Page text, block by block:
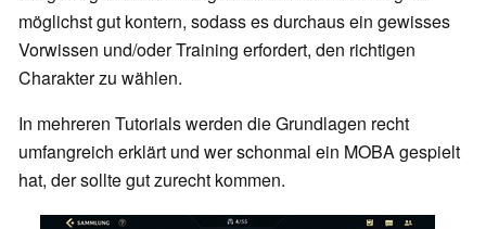
möglichst gut kontern, sodass es durchaus ein gewisses
Vorwissen und/oder Training erfordert, den richtigen
Charakter zu wählen.
In mehreren Tutorials werden die Grundlagen recht
umfangreich erklärt und wer schonmal ein MOBA gespielt
hat, der sollte gut zurecht kommen.